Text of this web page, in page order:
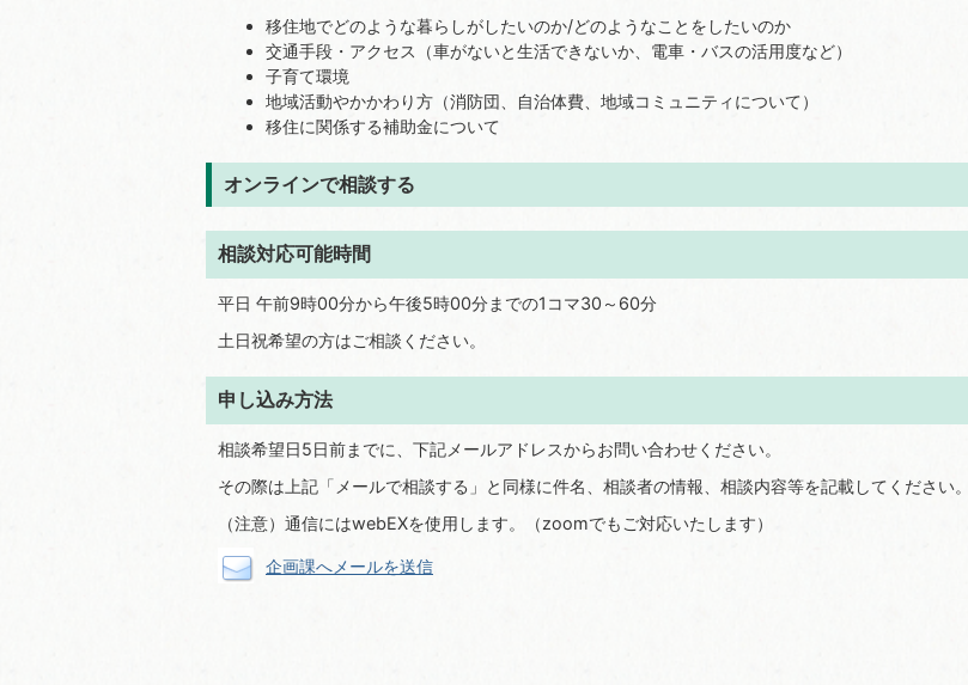
移住地でどのような暮らしがしたいのか/どのようなことをしたいのか
交通手段・アクセス（車がないと生活できないか、電車・バスの活用度など）
子育て環境
地域活動やかかわり方（消防団、自治体費、地域コミュニティについて）
移住に関係する補助金について
オンラインで相談する
相談対応可能時間
平日 午前9時00分から午後5時00分までの1コマ30～60分
土日祝希望の方はご相談ください。
申し込み方法
相談希望日5日前までに、下記メールアドレスからお問い合わせください。
その際は上記「メールで相談する」と同様に件名、相談者の情報、相談内容等を記載してください。
（注意）通信にはwebEXを使用します。（zoomでもご対応いたします）
企画課へメールを送信